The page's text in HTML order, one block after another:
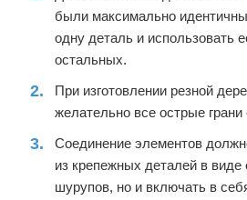
были максимально
одну деталь и использовать
остальных.
При изготовлении резной
желательно все острые грани
Соединение элементов
из крепежных деталей в виде
шурупов, но и включать в